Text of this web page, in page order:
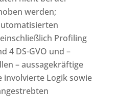
werden;
Profiling
4 DS-GVO und –
– aussagekräftige
Logik sowie